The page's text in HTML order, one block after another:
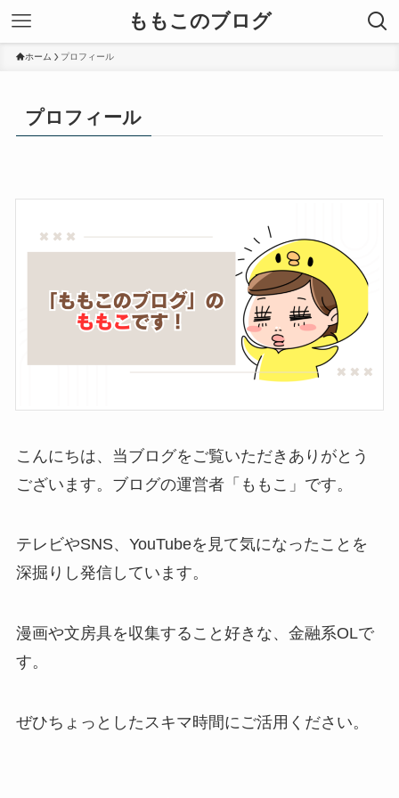
ももこのブログ
ホーム プロフィール
プロフィール
こんにちは、当ブログをご覧いただきありがとう
ございます。ブログの運営者「ももこ」です。
テレビやSNS、YouTubeを見て気になったことを
深掘りし発信しています。
漫画や文房具を収集すること好きな、金融系OLで
す。
ぜひちょっとしたスキマ時間にご活用ください。